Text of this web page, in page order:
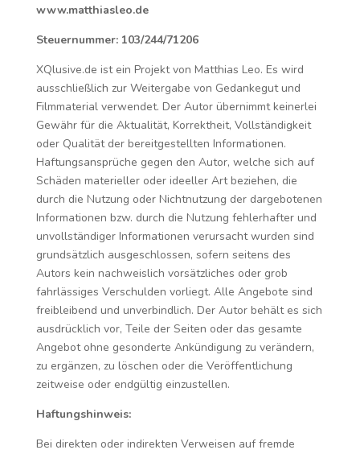
www.matthiasleo.de
Steuernummer: 103/244/71206
XQlusive.de ist ein Projekt von Matthias Leo. Es wird
ausschließlich zur Weitergabe von Gedankegut und
Filmmaterial verwendet. Der Autor übernimmt keinerlei
Gewähr für die Aktualität, Korrektheit, Vollständigkeit
oder Qualität der bereitgestellten Informationen.
Haftungsansprüche gegen den Autor, welche sich auf
Schäden materieller oder ideeller Art beziehen, die
durch die Nutzung oder Nichtnutzung der dargebotenen
Informationen bzw. durch die Nutzung fehlerhafter und
unvollständiger Informationen verursacht wurden sind
grundsätzlich ausgeschlossen, sofern seitens des
Autors kein nachweislich vorsätzliches oder grob
fahrlässiges Verschulden vorliegt. Alle Angebote sind
freibleibend und unverbindlich. Der Autor behält es sich
ausdrücklich vor, Teile der Seiten oder das gesamte
Angebot ohne gesonderte Ankündigung zu verändern,
zu ergänzen, zu löschen oder die Veröffentlichung
zeitweise oder endgültig einzustellen.
Haftungshinweis:
Bei direkten oder indirekten Verweisen auf fremde